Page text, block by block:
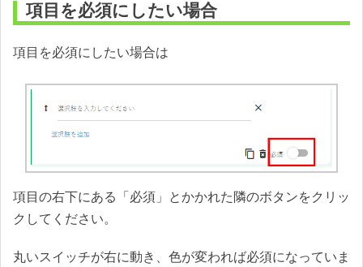
項目を必須にしたい場合
項目を必須にしたい場合は
項目の右下にある「必須」とかかれた隣のボタンをクリッ
クしてください。
丸いスイッチが右に動き、色が変われば必須になっていま